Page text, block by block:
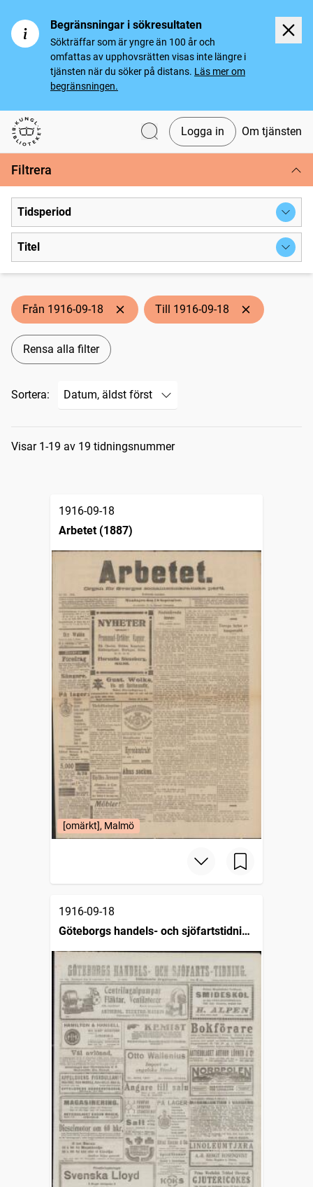
Begränsningar i sökresultaten
Sökträffar som är yngre än 100 år och
omfattas av upphovsrätten visas inte längre i
tjänsten när du söker på distans. Läs mer om
begränsningen.
Svenska tidningar
Logga in Om tjänsten
Filtrera
Tidsperiod
Titel
Från 1916-09-18 Till 1916-09-18
Rensa alla filter
Sortera:
Sökresultat
Visar 1-19 av 19 tidningsnummer
1916-09-18
Arbetet (1887)
[omärkt], Malmö
1916-09-18
Göteborgs handels- och sjöfartstidning